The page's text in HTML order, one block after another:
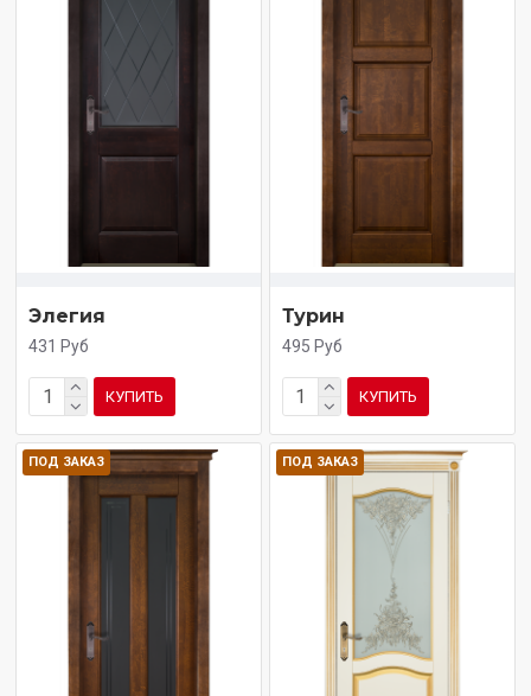
Элегия
431 Руб
КУПИТЬ
Турин
495 Руб
КУПИТЬ
ПОД ЗАКАЗ ПОД ЗАКАЗ